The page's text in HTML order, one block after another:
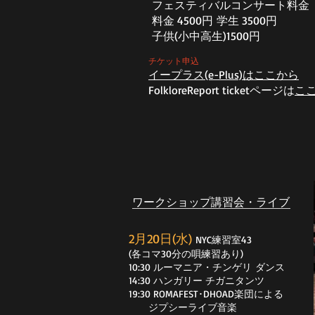
​フェスティバルコンサート料金
料金 4500円 学生 3500円
​子供(小中高生)1500円
​チケット申込
イープラス(e-Plus)はここから
FolkloreReport ticketページはこ
​ワークショップ講習会・ライブ
2月20日(水) NYC練習室43
(各コマ30分の唄練習あり)
10:30 ルーマニア・チンゲリ ダンス
14:30 ハンガリー チガニタンツ
19:30 ROMAFEST･DHOAD楽団による
ジプシーライブ音楽